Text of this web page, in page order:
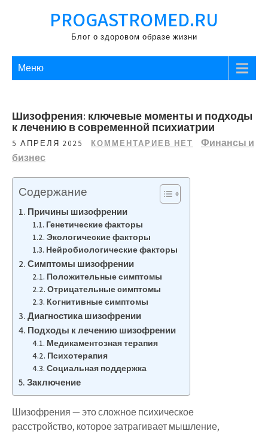
PROGASTROMED.RU
Блог о здоровом образе жизни
Меню
Шизофрения: ключевые моменты и подходы
к лечению в современной психиатрии
5 АПРЕЛЯ 2025 КОММЕНТАРИЕВ НЕТ
Финансы и
бизнес
Содержание
Причины шизофрении
Генетические факторы
Экологические факторы
Нейробиологические факторы
Симптомы шизофрении
Положительные симптомы
Отрицательные симптомы
Когнитивные симптомы
Диагностика шизофрении
Подходы к лечению шизофрении
Медикаментозная терапия
Психотерапия
Социальная поддержка
Заключение
Шизофрения — это сложное психическое
расстройство, которое затрагивает мышление,